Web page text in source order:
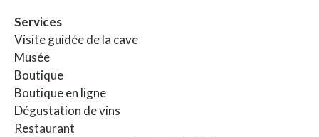
Services
Visite guidée de la cave
Musée
Boutique
Boutique en ligne
Dégustation de vins
Restaurant